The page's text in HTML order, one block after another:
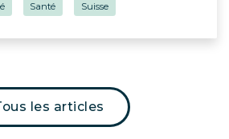
Santé Suisse
les articles